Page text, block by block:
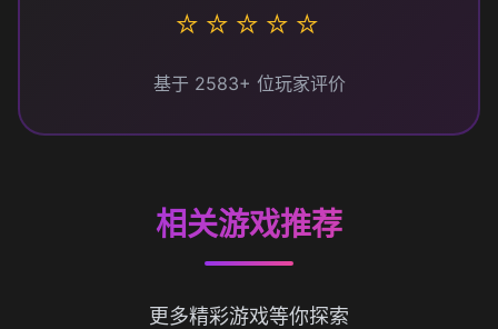
⭐⭐⭐⭐⭐
基于 2583+ 位玩家评价
相关游戏推荐
更多精彩游戏等你探索